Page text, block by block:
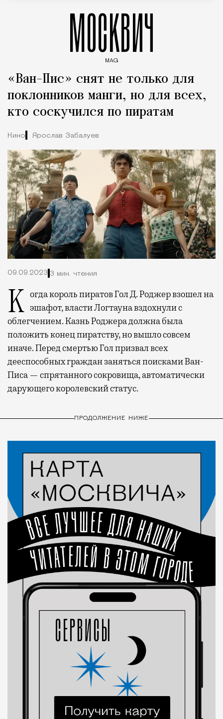
МОСКВИЧ
MAG
«Ван-Пис» снят не только для
поклонников манги, но для всех,
кто соскучился по пиратам
Кино Ярослав Забалуев
09.09.2023 3 мин. чтения
Когда король пиратов Гол Д. Роджер взошел на эшафот, власти Логтауна вздохнули с
облегчением. Казнь Роджера должна была
положить конец пиратству, но вышло совсем
иначе. Перед смертью Гол призвал всех
дееспособных граждан заняться поисками Ван-
Писа — спрятанного сокровища, автоматически
дарующего королевский статус.
ПРОДОЛЖЕНИЕ НИЖЕ